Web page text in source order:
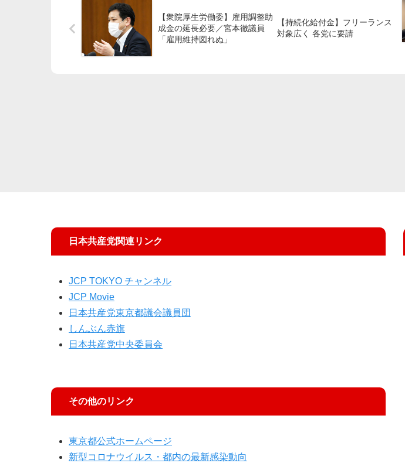
【衆院厚生労働委】雇用調整助
成金の延長必要／宮本徹議員
「雇用維持図れぬ」
【持続化給付金】フリーランス
対象広く 各党に要請
日本共産党関連リンク
JCP TOKYO チャンネル
JCP Movie
日本共産党東京都議会議員団
しんぶん赤旗
日本共産党中央委員会
その他のリンク
東京都公式ホームページ
新型コロナウイルス・都内の最新感染動向